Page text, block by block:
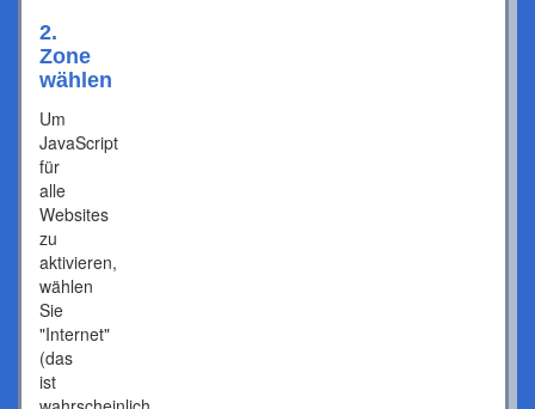
2.
Zone
wählen
Um
JavaScript
für
alle
Websites
zu
aktivieren,
wählen
Sie
"Internet"
(das
ist